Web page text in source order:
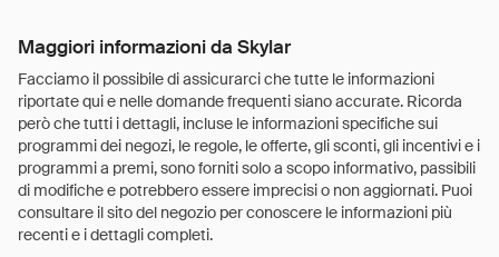
Maggiori informazioni da Skylar
Facciamo il possibile di assicurarci che tutte le informazioni
riportate qui e nelle domande frequenti siano accurate. Ricorda
però che tutti i dettagli, incluse le informazioni specifiche sui
programmi dei negozi, le regole, le offerte, gli sconti, gli incentivi e i
programmi a premi, sono forniti solo a scopo informativo, passibili
di modifiche e potrebbero essere imprecisi o non aggiornati. Puoi
consultare il sito del negozio per conoscere le informazioni più
recenti e i dettagli completi.